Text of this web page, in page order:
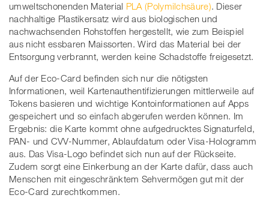
umweltschonenden Material PLA (Polymilchsäure). Dieser
nachhaltige Plastikersatz wird aus biologischen und
nachwachsenden Rohstoffen hergestellt, wie zum Beispiel
aus nicht essbaren Maissorten. Wird das Material bei der
Entsorgung verbrannt, werden keine Schadstoffe freigesetzt.
Auf der Eco-Card befinden sich nur die nötigsten
Informationen, weil Kartenauthentifizierungen mittlerweile auf
Tokens basieren und wichtige Kontoinformationen auf Apps
gespeichert und so einfach abgerufen werden können. Im
Ergebnis: die Karte kommt ohne aufgedrucktes Signaturfeld,
PAN- und CVV-Nummer, Ablaufdatum oder Visa-Hologramm
aus. Das Visa-Logo befindet sich nun auf der Rückseite.
Zudem sorgt eine Einkerbung an der Karte dafür, dass auch
Menschen mit eingeschränktem Sehvermögen gut mit der
Eco-Card zurechtkommen.